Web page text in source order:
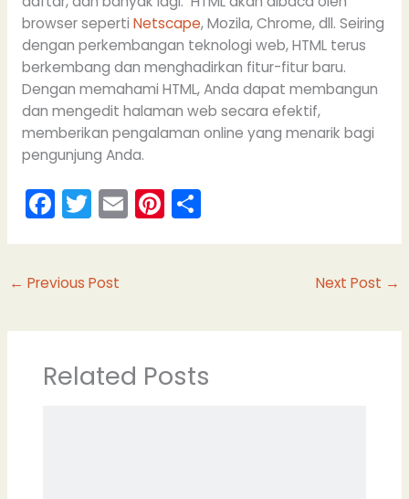
browser seperti Netscape, Mozila, Chrome, dll. Seiring
dengan perkembangan teknologi web, HTML terus
berkembang dan menghadirkan fitur-fitur baru.
Dengan memahami HTML, Anda dapat membangun
dan mengedit halaman web secara efektif,
memberikan pengalaman online yang menarik bagi
pengunjung Anda.
F
a
e
b
o
T
w
er
E
m
Pi
nt
st
S
h
← Previous Post Next Post →
Related Posts